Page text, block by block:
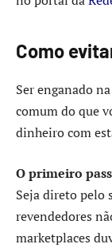
Como
Ser enganado
comum do que
dinheiro com
O primeiro
Seja direto pelo
revendedores
marketplaces